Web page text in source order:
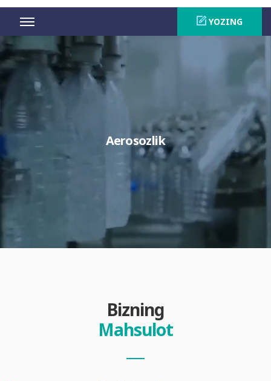
YOZING
Aerosozlik
Bizning
Mahsulot